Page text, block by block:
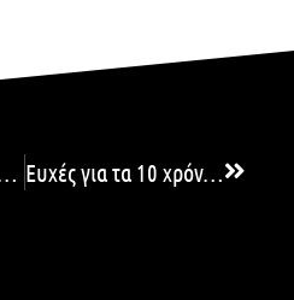
Τερματοφυλάκων επιστρέφει για 11η σεζόν! Ευχές για τα 10 χρόνια της AGA από 29 σπουδαίους προπονητές! (video)